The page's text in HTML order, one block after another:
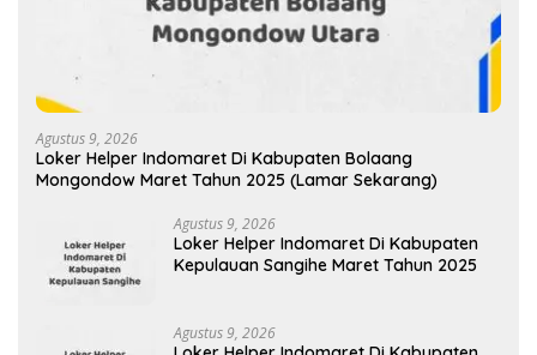
Agustus 9, 2026
Loker Helper Indomaret Di Kabupaten Bolaang
Mongondow Maret Tahun 2025 (Lamar Sekarang)
Agustus 9, 2026
Loker Helper Indomaret Di Kabupaten
Kepulauan Sangihe Maret Tahun 2025
Agustus 9, 2026